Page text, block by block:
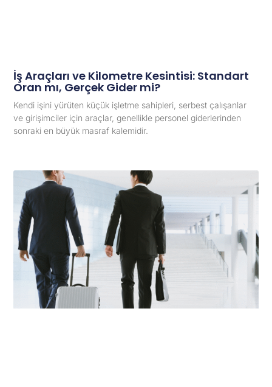
İş Araçları ve Kilometre Kesintisi: Standart
Oran mı, Gerçek Gider mi?
Kendi işini yürüten küçük işletme sahipleri, serbest çalışanlar
ve girişimciler için araçlar, genellikle personel giderlerinden
sonraki en büyük masraf kalemidir.